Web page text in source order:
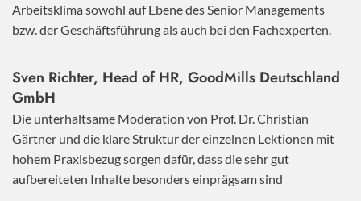
Arbeitsklima sowohl auf Ebene des Senior Managements
bzw. der Geschäftsführung als auch bei den Fachexperten.
Sven Richter, Head of HR, GoodMills Deutschland
GmbH
Die unterhaltsame Moderation von Prof. Dr. Christian
Gärtner und die klare Struktur der einzelnen Lektionen mit
hohem Praxisbezug sorgen dafür, dass die sehr gut
aufbereiteten Inhalte besonders einprägsam sind